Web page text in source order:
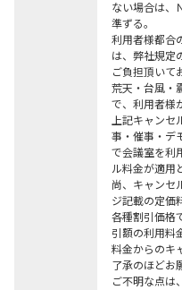
ない場合は、
準ずる。
利用者様都合
は、弊社規定
ご負担頂いて
荒天・台風・
で、利用者様
上記キャンセ
事・催事・デ
で会議室を利
ル料金が適用
尚、キャンセ
ジ記載の定価
各種割引価格
引額の利用料
料金からのキ
了承のほどお
ご不明な点は